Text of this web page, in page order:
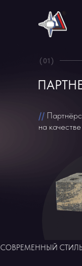
(01)
//
на
СТИЛЬ